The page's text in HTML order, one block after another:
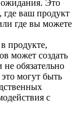
Это
ваш продукт
где вы можете
продукте,
может создать
обязательно
могут быть
с